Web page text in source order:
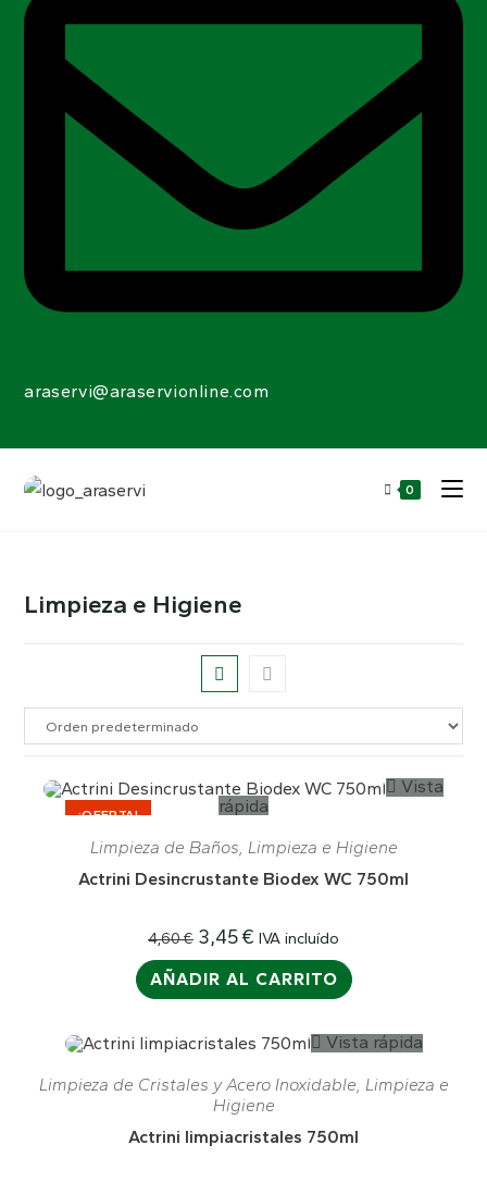
araservi@araservionline.com
0
Limpieza e Higiene
¡OFERTA!
Vista
rápida
Limpieza de Baños Limpieza e Higiene
Actrini Desincrustante Biodex WC 750ml
4,60€ 3,45€ IVA incluído
AÑADIR AL CARRITO
Vista rápida
Limpieza de Cristales y Acero Inoxidable, Limpieza e
Higiene
Actrini limpiacristales 750ml